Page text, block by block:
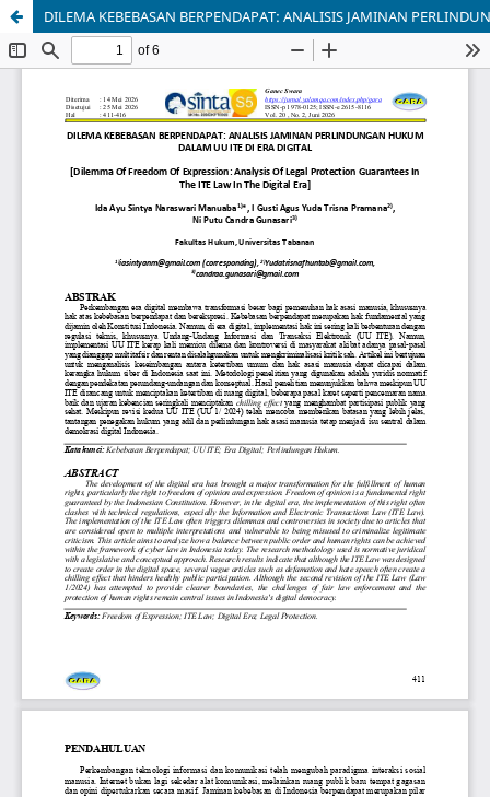
DILEMA KEBEBASAN BERPENDAPAT: ANALISIS JAMINAN